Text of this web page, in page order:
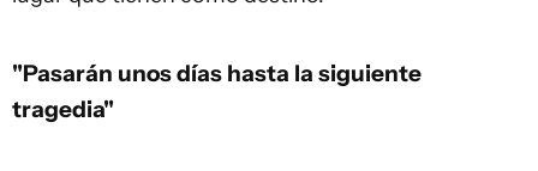
"Pasarán unos días hasta la siguiente
tragedia"